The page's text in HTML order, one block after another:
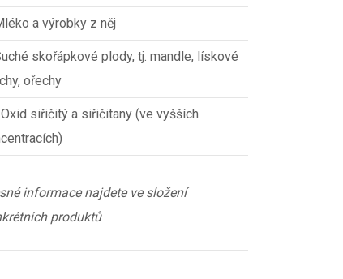
a výrobky z něj
skořápkové plody, tj. mandle, lískové
ořechy
siřičitý a siřičitany (ve vyšších
informace najdete ve složení
produktů